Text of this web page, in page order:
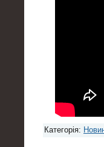
Категорія: